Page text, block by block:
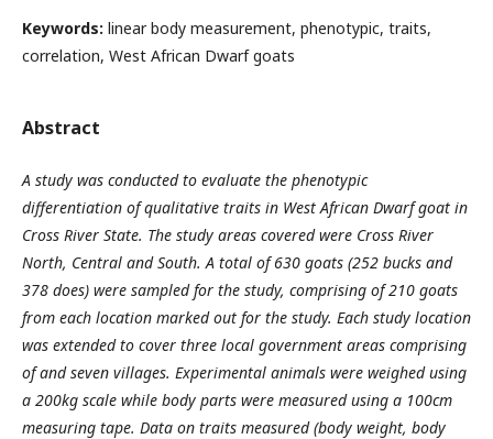
Keywords: linear body measurement, phenotypic, traits,
correlation, West African Dwarf goats
Abstract
A study was conducted to evaluate the phenotypic
differentiation of qualitative traits in West African Dwarf goat in
Cross River State. The study areas covered were Cross River
North, Central and South. A total of 630 goats (252 bucks and
378 does) were sampled for the study, comprising of 210 goats
from each location marked out for the study. Each study location
was extended to cover three local government areas comprising
of and seven villages. Experimental animals were weighed using
a 200kg scale while body parts were measured using a 100cm
measuring tape. Data on traits measured (body weight, body